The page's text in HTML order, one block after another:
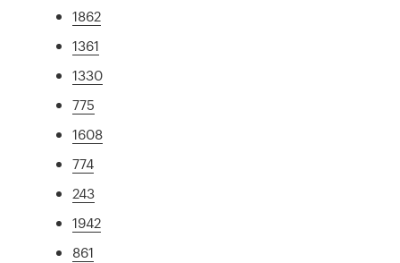
1862
1361
1330
775
1608
774
243
1942
861